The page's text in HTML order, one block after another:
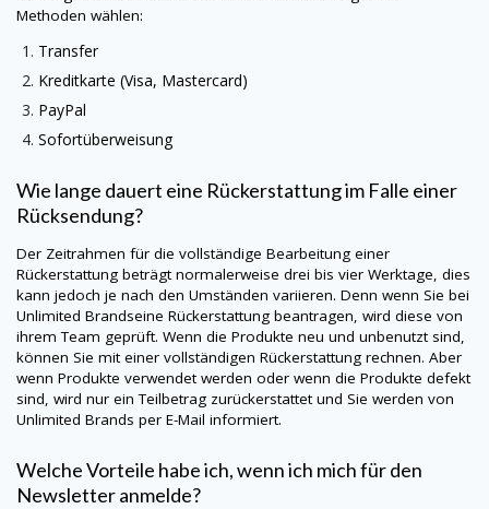
Methoden wählen:
Transfer
Kreditkarte (Visa, Mastercard)
PayPal
Sofortüberweisung
Wie lange dauert eine Rückerstattung im Falle einer
Rücksendung?
Der Zeitrahmen für die vollständige Bearbeitung einer
Rückerstattung beträgt normalerweise drei bis vier Werktage, dies
kann jedoch je nach den Umständen variieren. Denn wenn Sie bei
Unlimited Brandseine Rückerstattung beantragen, wird diese von
ihrem Team geprüft. Wenn die Produkte neu und unbenutzt sind,
können Sie mit einer vollständigen Rückerstattung rechnen. Aber
wenn Produkte verwendet werden oder wenn die Produkte defekt
sind, wird nur ein Teilbetrag zurückerstattet und Sie werden von
Unlimited Brands per E-Mail informiert.
Welche Vorteile habe ich, wenn ich mich für den
Newsletter anmelde?